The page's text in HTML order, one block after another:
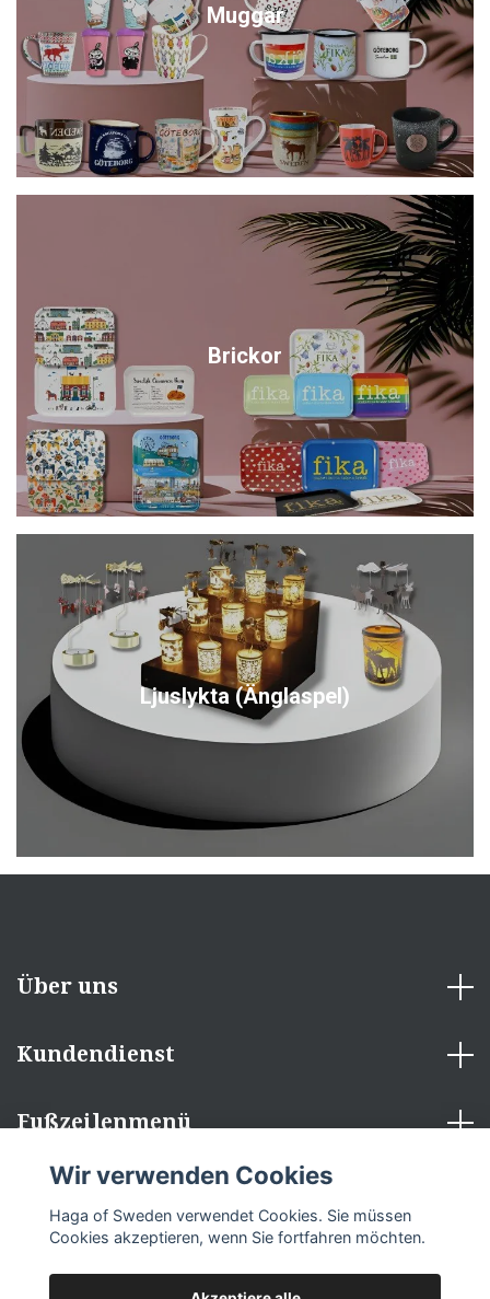
Muggar
Brickor
Ljuslykta (Änglaspel)
Über uns
Kundendienst
Fußzeilenmenü
Sozialen Medien
Wir verwenden Cookies
Haga of Sweden verwendet Cookies. Sie müssen
Cookies akzeptieren, wenn Sie fortfahren möchten.